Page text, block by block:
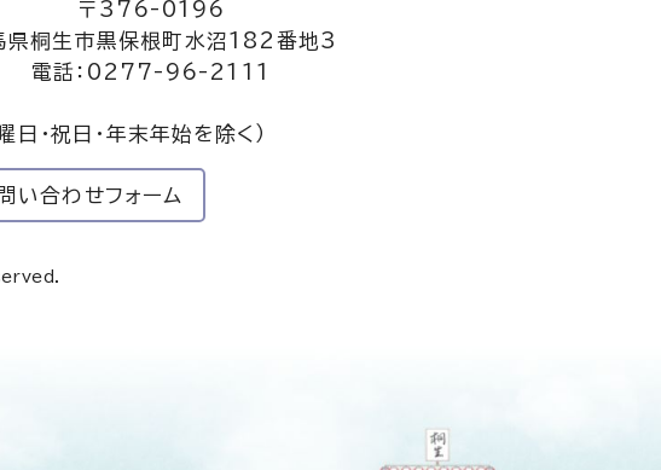
〒376-0196
県桐生市黒保根町水沼182番地3
電話：0277-96-2111
日・祝日・年末年始を除く）
い合わせフォーム